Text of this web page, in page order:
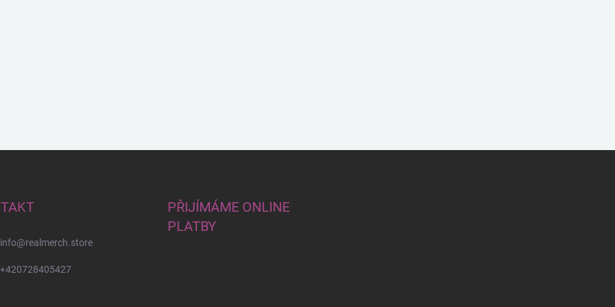
info@realmerch.store
+420728405427
PŘIJÍMÁME ONLINE
PLATBY